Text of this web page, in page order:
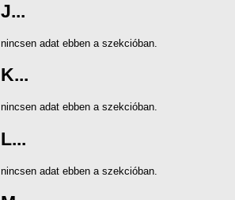
J...
nincsen adat ebben a szekcióban.
K...
nincsen adat ebben a szekcióban.
L...
nincsen adat ebben a szekcióban.